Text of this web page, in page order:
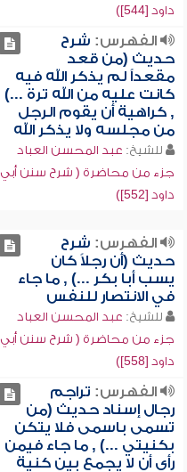
داود [544])
الفهرس: شرح
حديث (من قعد
مقعداً لم يذكر الله فيه
كانت عليه من الله ترة ...)
, كراهية أن يقوم الرجل
من مجلسه ولا يذكر الله
للشيخ: عبد المحسن العباد
جزء من محاضرة ( شرح سنن أبي
داود [552])
الفهرس: شرح
حديث (أن رجلاً كان
يسب أبا بكر ...) , ما جاء
في الانتصار للنفس
للشيخ: عبد المحسن العباد
جزء من محاضرة ( شرح سنن أبي
داود [558])
الفهرس: تراجم
رجال إسناد حديث (من
تسمى باسمى فلا يتكن
بكنيتي ...) , ما جاء فيمن
رأى أن لا يجمع بين كنية